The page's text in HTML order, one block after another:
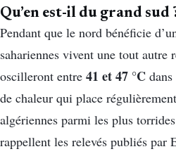
Qu’en est-il du grand sud
Pendant que le nord bénéficie
sahariennes vivent une tout autre
oscilleront entre 41 et 47 °C
de chaleur qui place
algériennes parmi les plus
rappellent les relevés publiés par